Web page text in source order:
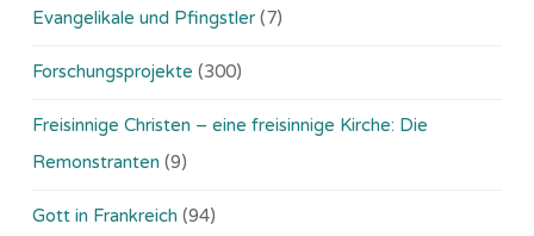
Evangelikale und Pfingstler (7)
Forschungsprojekte (300)
Freisinnige Christen – eine freisinnige Kirche: Die
Remonstranten (9)
Gott in Frankreich (94)